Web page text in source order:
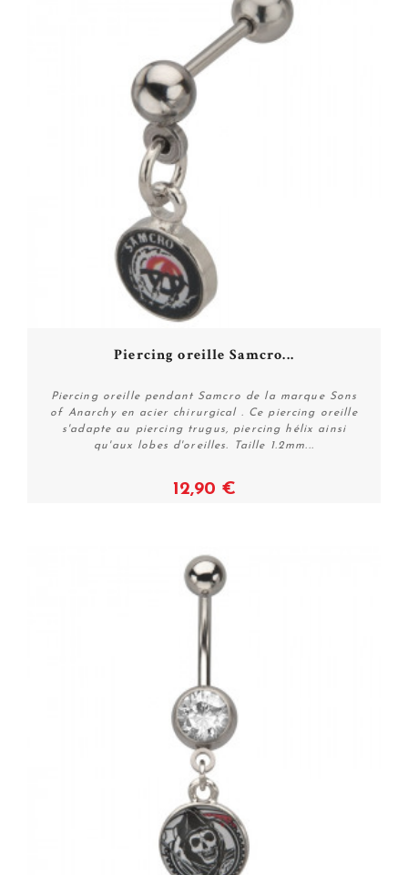
Voir
Piercing oreille Samcro...
Piercing oreille pendant Samcro de la marque Sons
of Anarchy en acier chirurgical . Ce piercing oreille
s'adapte au piercing trugus, piercing hélix ainsi
qu'aux lobes d'oreilles. Taille 1.2mm...
12,90 €